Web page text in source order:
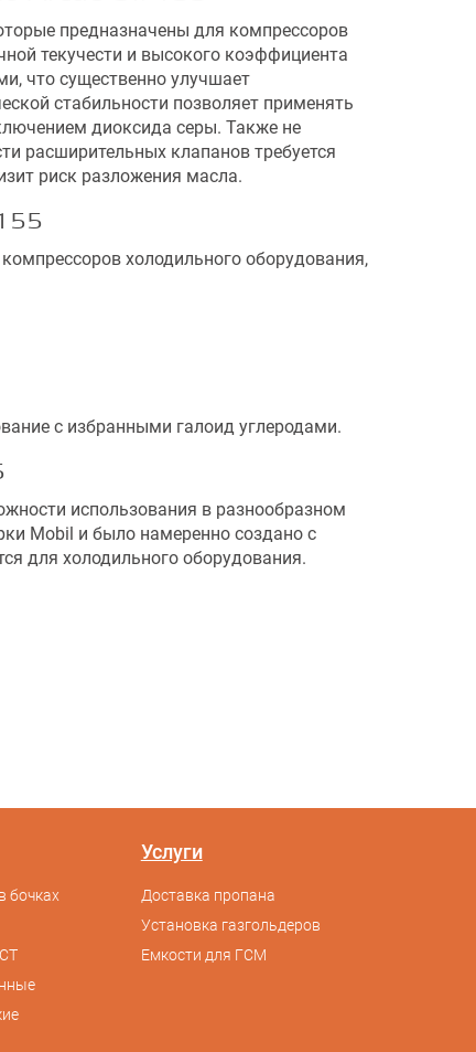
предназначены для компрессоров
текучести и высокого коэффициента
что существенно улучшает
стабильности позволяет применять
диоксида серы. Также не
расширительных клапанов требуется
риск разложения масла.
холодильного оборудования,
с избранными галоид углеродами.
использования в разнообразном
Mobil и было намеренно создано с
для холодильного оборудования.
бочках
Услуги
Доставка пропана
Установка газгольдеров
Емкости для ГСМ